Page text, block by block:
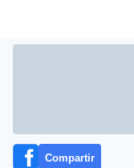
Compartir